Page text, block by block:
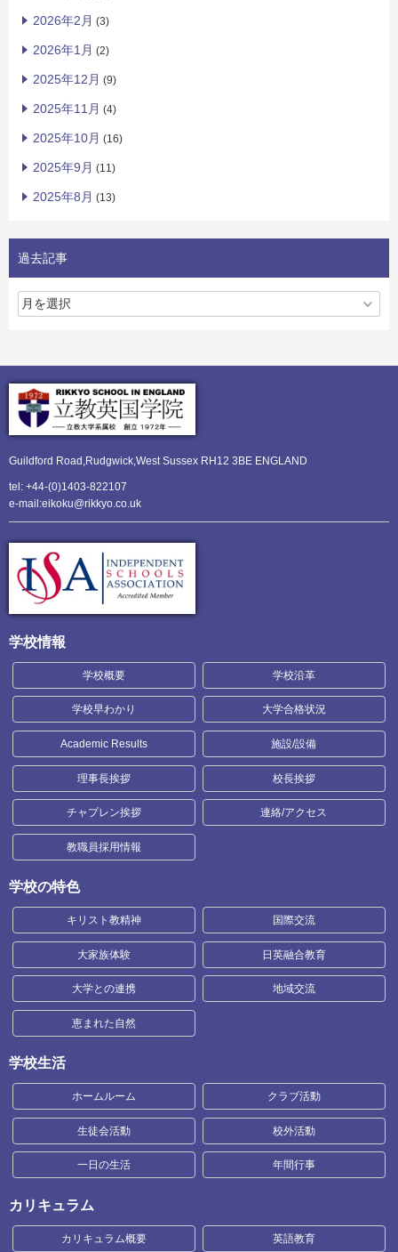
2026年2月 (3)
2026年1月 (2)
2025年12月 (9)
2025年11月 (4)
2025年10月 (16)
2025年9月 (11)
2025年8月 (13)
過去記事
Guildford Road,Rudgwick,West Sussex RH12 3BE ENGLAND
tel: +44-(0)1403-822107
e-mail:eikoku@rikkyo.co.uk
学校情報
学校概要 学校沿革
学校早わかり 大学合格状況
Academic Results 施設/設備
理事長挨拶 校長挨拶
チャプレン挨拶 連絡/アクセス
教職員採用情報
学校の特色
キリスト教精神 国際交流
大家族体験 日英融合教育
大学との連携 地域交流
恵まれた自然
学校生活
ホームルーム クラブ活動
生徒会活動 校外活動
一日の生活 年間行事
カリキュラム
カリキュラム概要 英語教育